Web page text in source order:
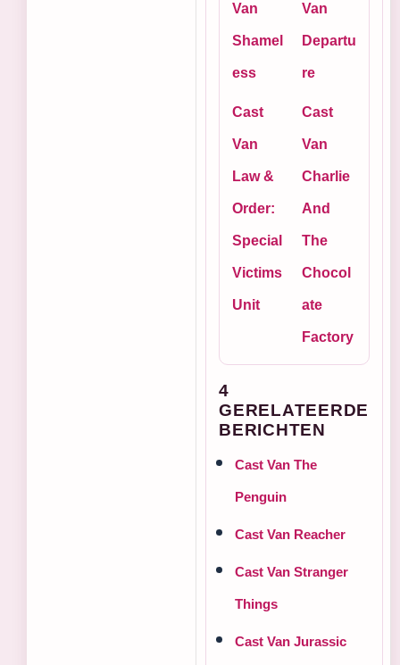
Van
Shamel
ess
Van
Departu
re
Cast
Van
Law &
Order:
Special
Victims
Unit
Cast
Van
Charlie
And
The
Chocol
ate
Factory
4
GERELATEERDE
BERICHTEN
Cast Van The
Penguin
Cast Van Reacher
Cast Van Stranger
Things
Cast Van Jurassic